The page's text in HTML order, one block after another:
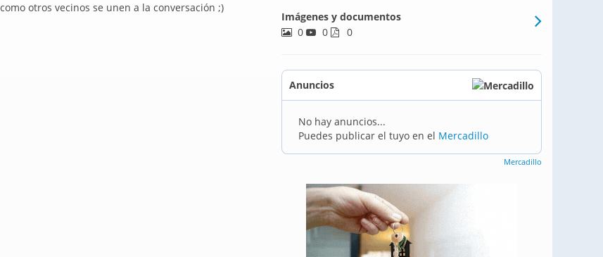
otros vecinos se unen a la conversación ;)
Imágenes y documentos
0
0 0
Anuncios
No hay anuncios...
Puedes publicar el tuyo en el Mercadillo
Mercadillo